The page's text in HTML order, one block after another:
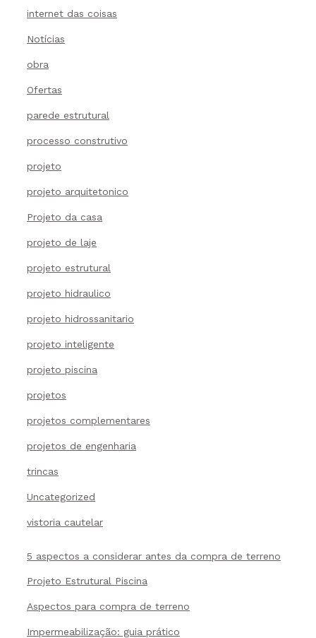
internet das coisas
Notícias
obra
Ofertas
parede estrutural
processo construtivo
projeto
projeto arquitetonico
Projeto da casa
projeto de laje
projeto estrutural
projeto hidraulico
projeto hidrossanitario
projeto inteligente
projeto piscina
projetos
projetos complementares
projetos de engenharia
trincas
Uncategorized
vistoria cautelar
5 aspectos a considerar antes da compra de terreno
Projeto Estrutural Piscina
Aspectos para compra de terreno
Impermeabilização: guia prático